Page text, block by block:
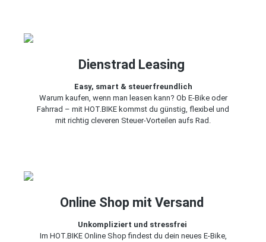
Dienstrad Leasing
Easy, smart & steuerfreundlich
Warum kaufen, wenn man leasen kann? Ob E-Bike oder
Fahrrad – mit HOT.BIKE kommst du günstig, flexibel und
mit richtig cleveren Steuer-Vorteilen aufs Rad.
Online Shop mit Versand
Unkompliziert und stressfrei
Im HOT.BIKE Online Shop findest du dein neues E-Bike,